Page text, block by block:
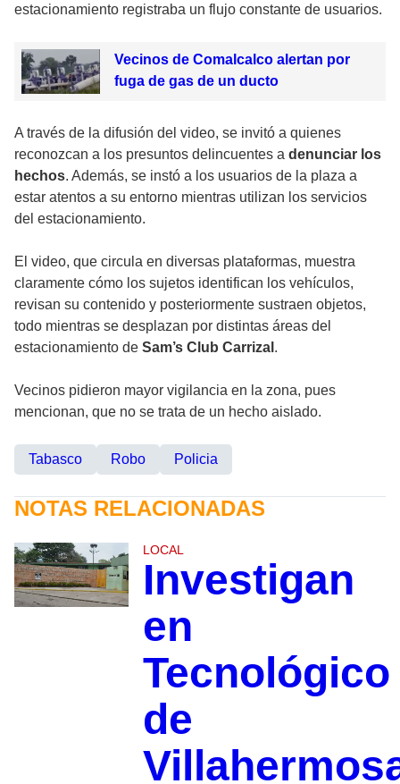
estacionamiento registraba un flujo constante de usuarios.
Vecinos de Comalcalco alertan por
fuga de gas de un ducto
A través de la difusión del video, se invitó a quienes
reconozcan a los presuntos delincuentes a denunciar los
hechos. Además, se instó a los usuarios de la plaza a
estar atentos a su entorno mientras utilizan los servicios
del estacionamiento.
El video, que circula en diversas plataformas, muestra
claramente cómo los sujetos identifican los vehículos,
revisan su contenido y posteriormente sustraen objetos,
todo mientras se desplazan por distintas áreas del
estacionamiento de Sam’s Club Carrizal .
Vecinos pidieron mayor vigilancia en la zona, pues
mencionan, que no se trata de un hecho aislado.
Tabasco Robo Policia
NOTAS RELACIONADAS
LOCAL
Investigan
en
Tecnológico
de